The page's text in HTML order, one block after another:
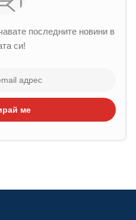
последните новини в
си!
ме